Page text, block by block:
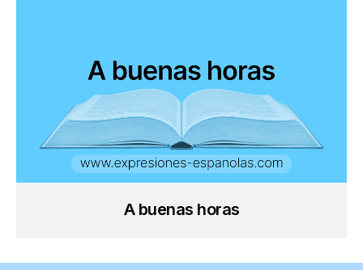
A buenas horas